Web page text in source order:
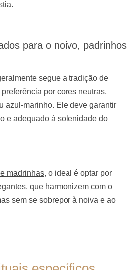
para o noivo, padrinhos
segue a tradição de
por cores neutras,
azul-marinho. Ele deve garantir
e adequado à solenidade do
madrinhas, o ideal é optar por
que harmonizem com o
sem se sobrepor à noiva e ao